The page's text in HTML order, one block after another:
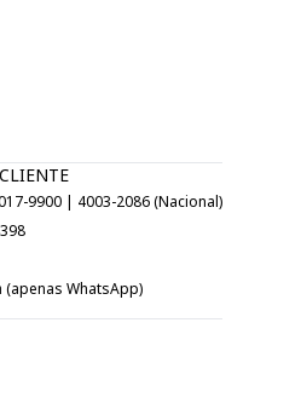
9900 | 4003-2086 (Nacional)
WhatsApp)